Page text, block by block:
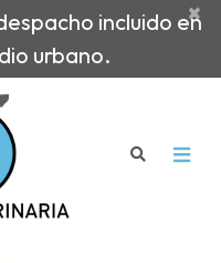
incluido en
urbano.
×